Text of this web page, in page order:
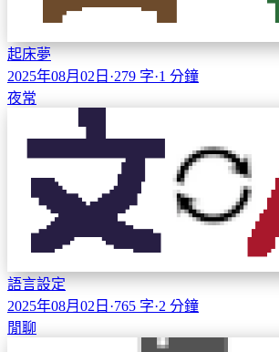
起床夢
2025年08月02日 ·279 字·1 分鐘
夜常
語言設定
2025年08月02日 ·765 字·2 分鐘
閒聊